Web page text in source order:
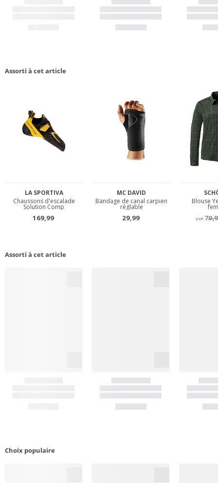
Assorti à cet article
Assorti à cet article
Choix populaire